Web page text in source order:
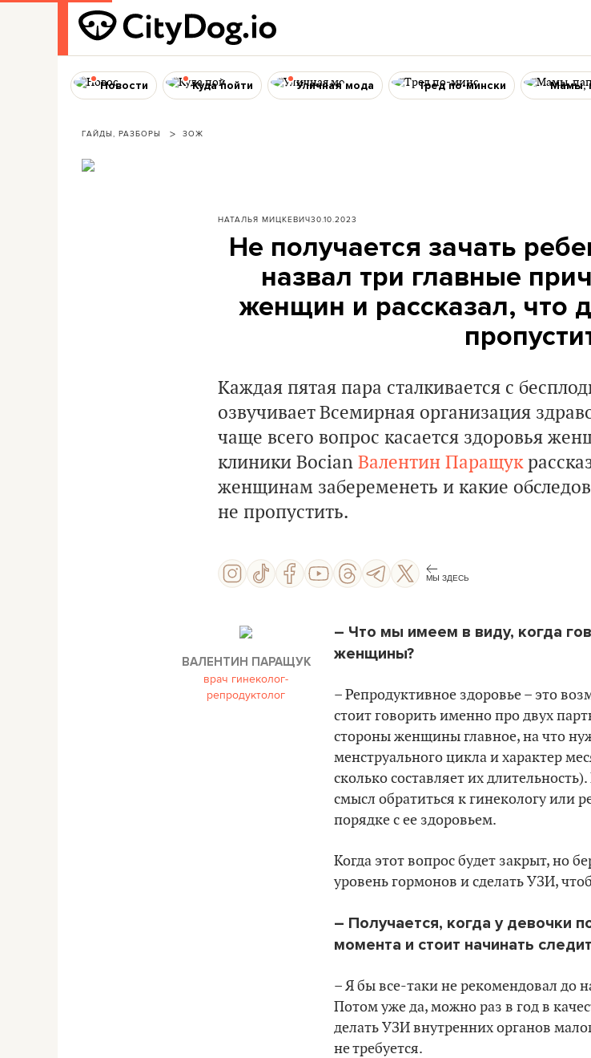
Новости Куда пойти Уличная мода Тред по-мински Мамы,
ГАЙДЫ, РАЗБОРЫ ЗОЖ
НАТАЛЬЯ МИЦКЕВИЧ30.10.2023
Не получается зачать
назвал три главные
женщин и рассказал, что
Каждая пятая пара сталкивается с
озвучивает Всемирная организация
чаще всего вопрос касается здоровья
клиники Bocian Валентин Паращук
женщинам забеременеть и какие
не пропустить.
МЫ ЗДЕСЬ
ВАЛЕНТИН ПАРАЩУК
врач гинеколог-
репродуктолог
– Что мы имеем в виду, когда
женщины?
– Репродуктивное здоровье – это
стоит говорить именно про двух
стороны женщины главное, на что
менструального цикла и характер
сколько составляет их
смысл обратиться к гинекологу или
порядке с ее здоровьем.
Когда этот вопрос будет закрыт, но
уровень гормонов и сделать УЗИ,
– Получается, когда у девочки
момента и стоит начинать
– Я бы все-таки не рекомендовал до
Потом уже да, можно раз в год в
делать УЗИ внутренних органов
не требуется.